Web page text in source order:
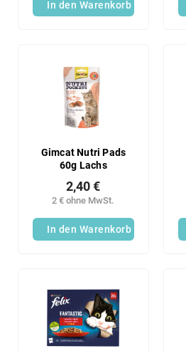
In den Warenkorb
Gimcat Nutri Pads
60g Lachs
2 € ohne MwSt.
2,40 €
In den Warenkorb